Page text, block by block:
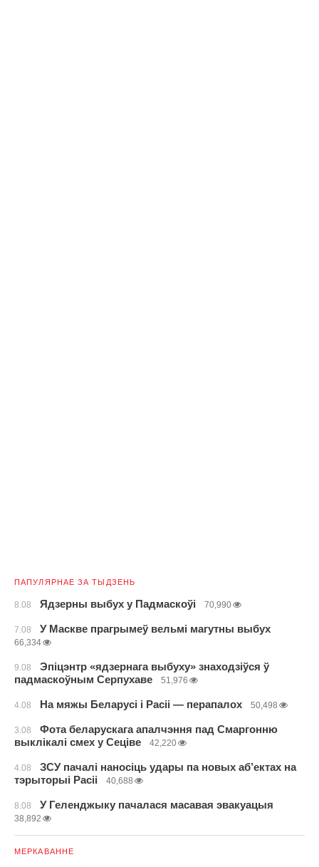
ПАПУЛЯРНАЕ ЗА ТЫДЗЕНЬ
8.08 Ядзерны выбух у Падмаскоўі 70,990
7.08 У Маскве прагрымеў вельмі магутны выбух
66,334
9.08
Эпіцэнтр «ядзернага выбуху» знаходзіўся ў
падмаскоўным Серпухаве
51,976
4.08 На мяжы Беларусі і Расіі — перапалох 50,498
3.08
Фота беларускага апалчэння пад Смаргонню
выклікалі смех у Сеціве
42,220
4.08
ЗСУ пачалі наносіць удары па новых аб’ектах на
тэрыторыі Расіі
40,688
8.08 У Геленджыку пачалася масавая эвакуацыя
38,892
МЕРКАВАННЕ